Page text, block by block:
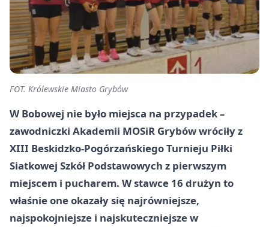
FOT. Królewskie Miasto Grybów
W Bobowej nie było miejsca na przypadek –
zawodniczki Akademii MOSiR Grybów wróciły z
XIII Beskidzko-Pogórzańskiego Turnieju Piłki
Siatkowej Szkół Podstawowych z pierwszym
miejscem i pucharem. W stawce 16 drużyn to
właśnie one okazały się najrówniejsze,
najspokojniejsze i najskuteczniejsze w